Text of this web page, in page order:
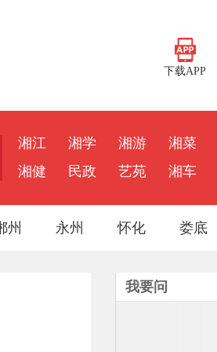
下载APP
湘江 湘学 湘游 湘菜
湘健
民政 艺苑 湘车
州 永州 怀化 娄底
我要问